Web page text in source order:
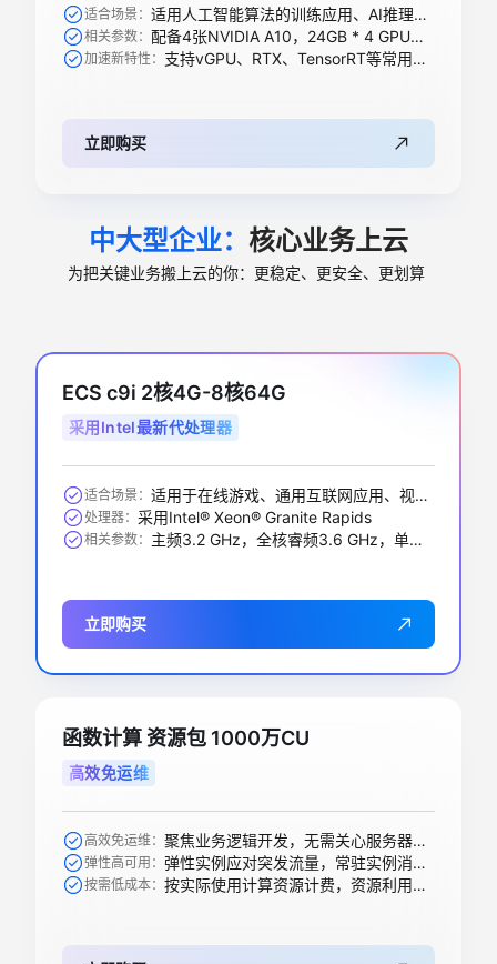
适合场景： 适用人工智能算法的训练应用、AI推理、科学计算等
相关参数： 配备4张NVIDIA A10，24GB * 4 GPU显存
加速新特性： 支持vGPU、RTX、TensorRT等常用加速功能
立即购买
中大型企业： 核心业务上云
为把关键业务搬上云的你：更稳定、更安全、更划算
ECS c9i 2核4G-8核64G
采用Intel最新代处理器
适合场景： 适用于在线游戏、通用互联网应用、视频编解码、数据库应用、搜索推荐等
处理器： 采用Intel® Xeon® Granite Rapids
相关参数： 主频3.2 GHz，全核睿频3.6 GHz，单核最大睿频3.9GHz
立即购买
函数计算 资源包 1000万CU
高效免运维
高效免运维： 聚焦业务逻辑开发，无需关心服务器购买等运维操作
弹性高可用： 弹性实例应对突发流量，常驻实例消除冷启动
按需低成本： 按实际使用计算资源计费，资源利用率高